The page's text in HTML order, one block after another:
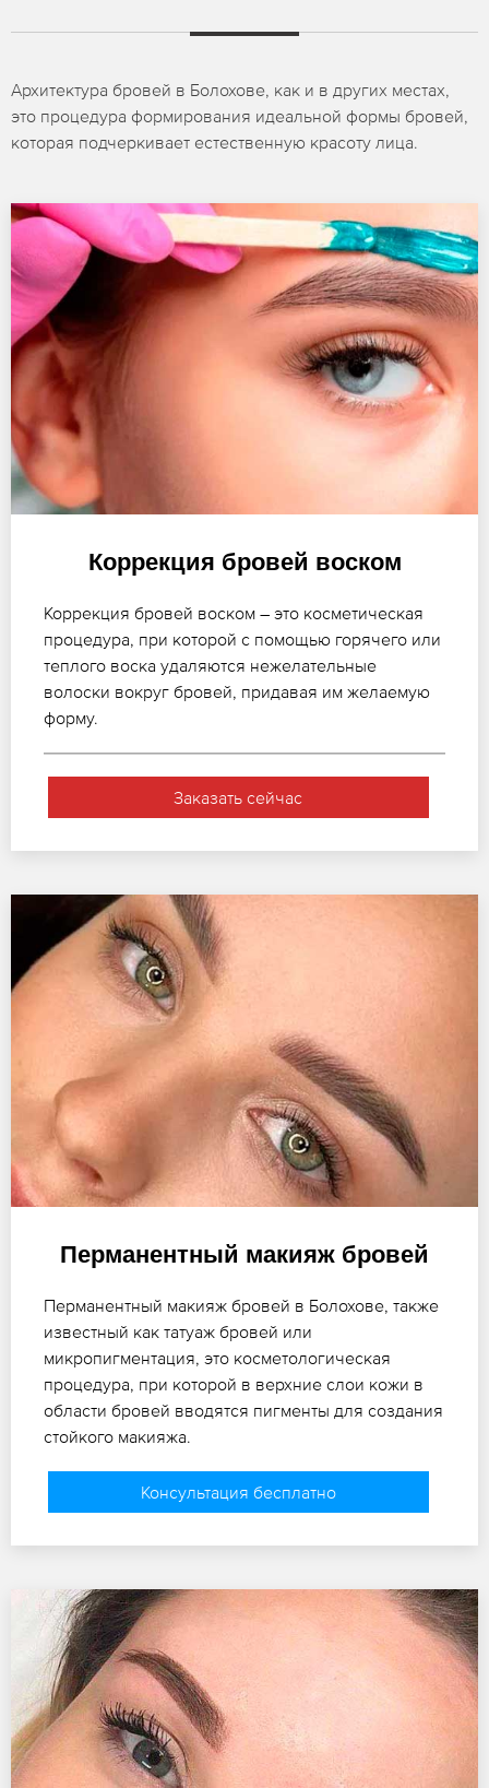
Архитектура бровей в Болохове, как и в других местах,
это процедура формирования идеальной формы бровей,
которая подчеркивает естественную красоту лица.
Коррекция бровей воском
Коррекция бровей воском – это косметическая
процедура, при которой с помощью горячего или
теплого воска удаляются нежелательные
волоски вокруг бровей, придавая им желаемую
форму.
Заказать сейчас
Перманентный макияж бровей
Перманентный макияж бровей в Болохове, также
известный как татуаж бровей или
микропигментация, это косметологическая
процедура, при которой в верхние слои кожи в
области бровей вводятся пигменты для создания
стойкого макияжа.
Консультация бесплатно